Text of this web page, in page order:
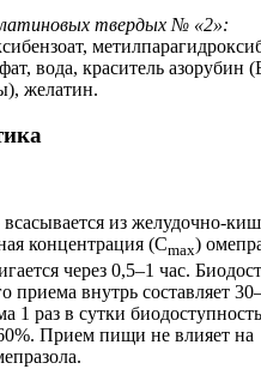
твердых № «2»:
вода, краситель азорубин
желатин.
из желудочно-
концентрация (Cmax)
через 0,5–1 час.
приема внутрь составляет
1 раз в сутки биодоступность
Прием пищи не влияет на